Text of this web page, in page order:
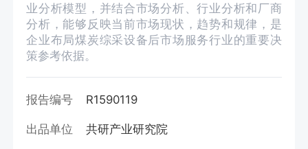
业分析模型，并结合市场分析、行业分析和厂商
分析，能够反映当前市场现状，趋势和规律，是
企业布局煤炭综采设备后市场服务行业的重要决
策参考依据。
报告编号 R1590119
出品单位 共研产业研究院